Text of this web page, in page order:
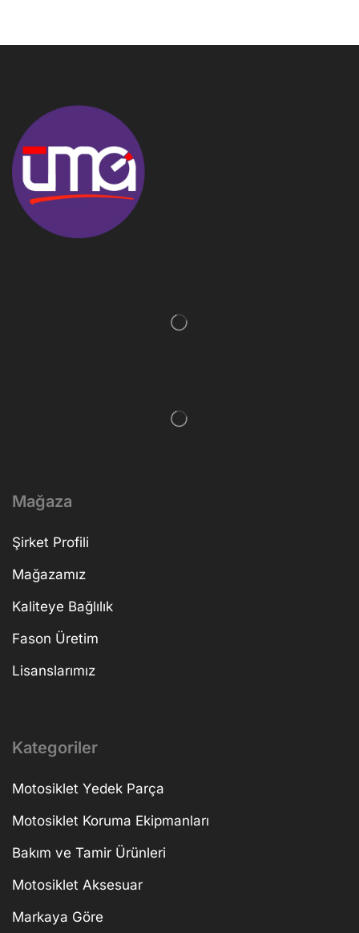
Mağaza
Şirket Profili
Mağazamız
Kaliteye Bağlılık
Fason Üretim
Lisanslarımız
Kategoriler
Motosiklet Yedek Parça
Motosiklet Koruma Ekipmanları
Bakım ve Tamir Ürünleri
Motosiklet Aksesuar
Markaya Göre